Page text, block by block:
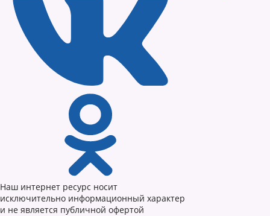
Наш интернет ресурс носит
исключительно информационный характер
и не является публичной офертой